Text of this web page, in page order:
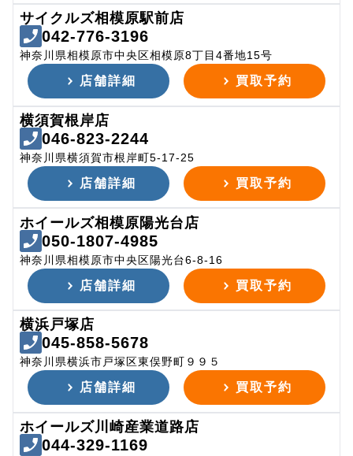
サイクルズ相模原駅前店
042-776-3196
神奈川県相模原市中央区相模原8丁目4番地15号
店舗詳細 買取予約
横須賀根岸店
046-823-2244
神奈川県横須賀市根岸町5-17-25
店舗詳細 買取予約
ホイールズ相模原陽光台店
050-1807-4985
神奈川県相模原市中央区陽光台6-8-16
店舗詳細 買取予約
横浜戸塚店
045-858-5678
神奈川県横浜市戸塚区東俣野町９９５
店舗詳細 買取予約
ホイールズ川崎産業道路店
044-329-1169